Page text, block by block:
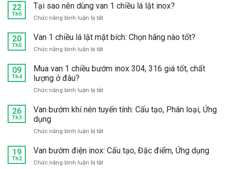
22
Th5
Tại sao nên dùng van 1 chiều lá lật inox?
Chức năng bình luận bị tắtở
sao
nên
dùng
1
20
Th5
Van 1 chiều lá lật mặt bích: Chọn hãng nào tốt?
Chức năng bình luận bị tắtở
1
lật
bích:
nào
09
Th4
Mua van 1 chiều bướm inox 304, 316 giá tốt, chất
lượng ở đâu?
Chức năng bình luận bị tắtở
van
1
bướm
304,
26
Th3
Van bướm khí nén tuyến tính: Cấu tạo, Phân loại, Ứng
dụng
Chức năng bình luận bị tắtở
bướm
nén
19
Th2
Van bướm điện inox: Cấu tạo, Đặc điểm, Ứng dụng
Chức năng bình luận bị tắtở